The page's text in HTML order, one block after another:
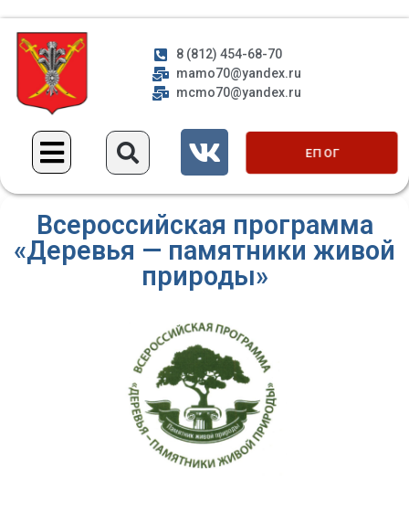
8 (812) 454-68-70
mamo70@yandex.ru
mcmo70@yandex.ru
ЕП ОГ
Всероссийская программа
«Деревья — памятники живой
природы»